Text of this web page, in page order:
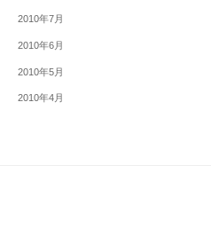
2010年7月
2010年6月
2010年5月
2010年4月